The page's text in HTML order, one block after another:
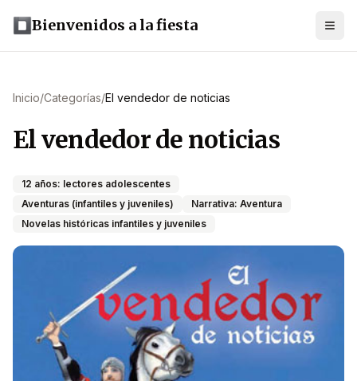
Bienvenidos a la fiesta
Inicio/Categorías/El vendedor de noticias
El vendedor de noticias
12 años: lectores adolescentes
Aventuras (infantiles y juveniles)
Narrativa: Aventura
Novelas históricas infantiles y juveniles